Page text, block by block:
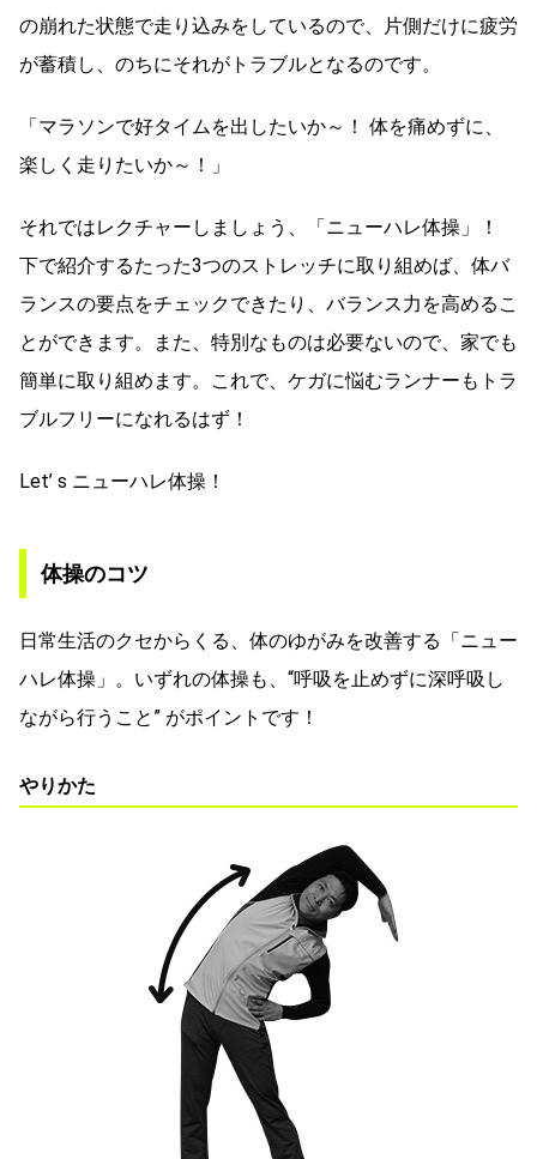
の崩れた状態で走り込みをしているので、片側だけに疲労
が蓄積し、のちにそれがトラブルとなるのです。
「マラソンで好タイムを出したいか～！ 体を痛めずに、
楽しく走りたいか～！」
それではレクチャーしましょう、「ニューハレ体操」！
下で紹介するたった3つのストレッチに取り組めば、体バ
ランスの要点をチェックできたり、バランス力を高めるこ
とができます。また、特別なものは必要ないので、家でも
簡単に取り組めます。これで、ケガに悩むランナーもトラ
ブルフリーになれるはず！
Let’ s ニューハレ体操！
体操のコツ
日常生活のクセからくる、体のゆがみを改善する「ニュー
ハレ体操」。いずれの体操も、“呼吸を止めずに深呼吸し
ながら行うこと” がポイントです！
やりかた